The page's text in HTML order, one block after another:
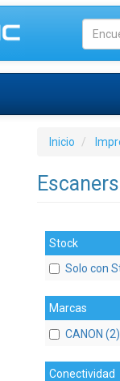
Inicio
Escaners
Stock
Solo con
Marcas
CANON (2)
Conectividad